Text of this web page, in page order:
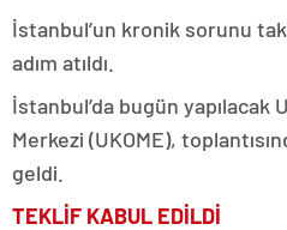
İstanbul’un kronik sorunu
adım atıldı.
İstanbul’da bugün yapılacak
Merkezi (UKOME),
geldi.
TEKLİF KABUL EDİLDİ